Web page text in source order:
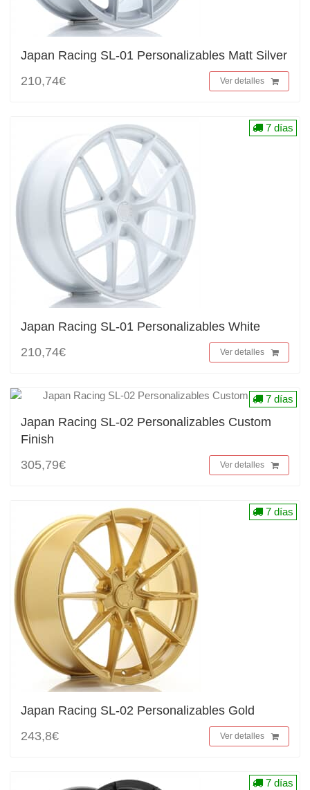
Japan Racing SL-01 Personalizables Matt Silver
210,74€
Ver detalles
Japan Racing SL-01 Personalizables White
210,74€
Ver detalles
7 días
Japan Racing SL-02 Personalizables Custom
Finish
305,79€
Ver detalles
7 días
Japan Racing SL-02 Personalizables Gold
243,8€
Ver detalles
7 días
7 días